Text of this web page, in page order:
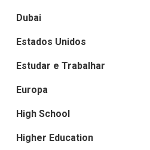
Dubai
Estados Unidos
Estudar e Trabalhar
Europa
High School
Higher Education